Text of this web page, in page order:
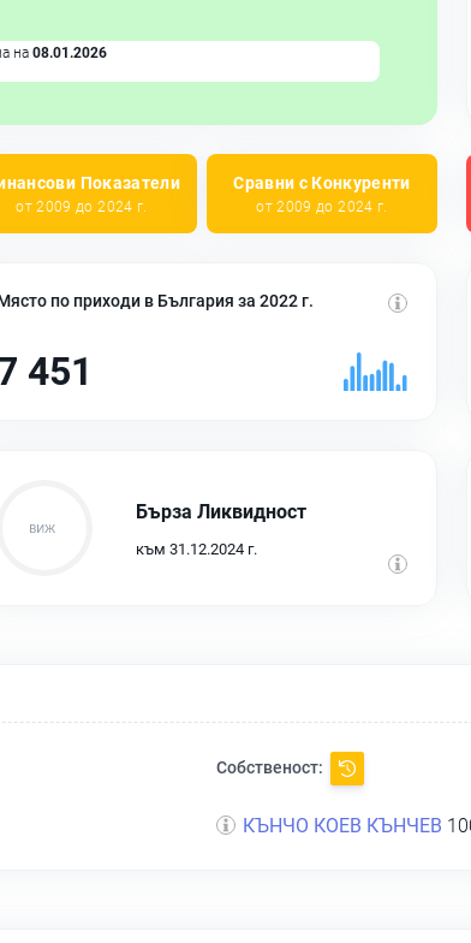
на 08.01.2026
Показатели
от 2009 до 2024 г.
Сравни с Конкуренти
от 2009 до 2024 г.
по приходи в България за 2022 г.
451
Бърза Ликвидност
към 31.12.2024 г.
Собственост:
КЪНЧО КОЕВ КЪНЧЕВ